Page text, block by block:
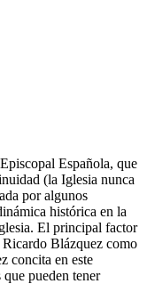
Española, que
(la Iglesia nunca
por algunos
histórica en la
El principal factor
Blázquez como
concita en este
pueden tener